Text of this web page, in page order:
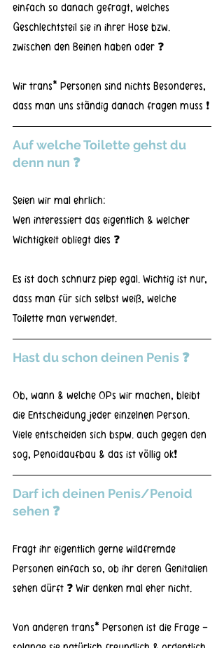
einfach so danach gefragt, welches
Geschlechtsteil sie in ihrer Hose bzw.
zwischen den Beinen haben oder ❓
Wir trans* Personen sind nichts Besonderes,
dass man uns ständig danach fragen muss ❗
Auf welche Toilette gehst du
denn nun ❓
Seien wir mal ehrlich:
Wen interessiert das eigentlich & welcher
Wichtigkeit obliegt dies ❓
Es ist doch schnurz piep egal. Wichtig ist nur,
dass man für sich selbst weiß, welche
Toilette man verwendet.
Hast du schon deinen Penis ❓
Ob, wann & welche OPs wir machen, bleibt
die Entscheidung jeder einzelnen Person.
Viele entscheiden sich bspw. auch gegen den
sog, Penoidaufbau & das ist völlig ok❗
Darf ich deinen Penis/Penoid
sehen ❓
Fragt ihr eigentlich gerne wildfremde
Personen einfach so, ob ihr deren Genitalien
sehen dürft ❓ Wir denken mal eher nicht.
Von anderen trans* Personen ist die Frage -